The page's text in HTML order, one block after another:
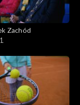
Zachód